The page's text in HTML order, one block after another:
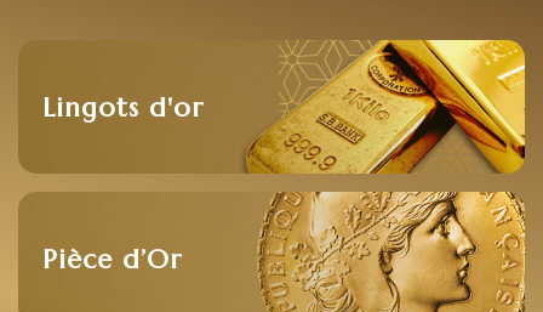
Lingots d'or
Pièce d’Or